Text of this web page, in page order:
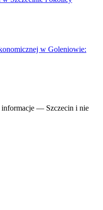
w Goleniowie:
— Szczecin i nie